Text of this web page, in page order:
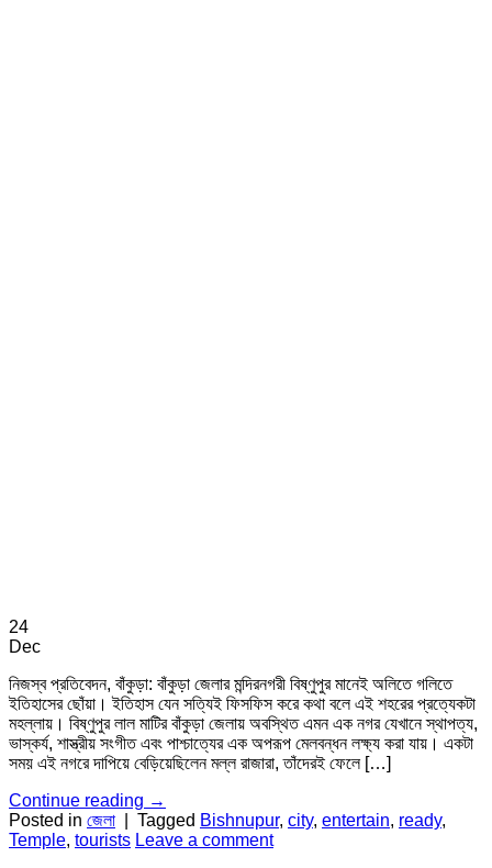
24
Dec
নিজস্ব প্রতিবেদন, বাঁকুড়া: বাঁকুড়া জেলার মন্দিরনগরী বিষ্ণুপুর মানেই অলিতে গলিতে
ইতিহাসের ছোঁয়া। ইতিহাস যেন সত্যিই ফিসফিস করে কথা বলে এই শহরের প্রত্যেকটা
মহল্লায়। বিষ্ণুপুর লাল মাটির বাঁকুড়া জেলায় অবস্থিত এমন এক নগর যেখানে স্থাপত্য,
ভাস্কর্য, শাস্ত্রীয় সংগীত এবং পাশ্চাত্যের এক অপরূপ মেলবন্ধন লক্ষ্য করা যায়। একটা
সময় এই নগরে দাপিয়ে বেড়িয়েছিলেন মল্ল রাজারা, তাঁদেরই ফেলে […]
Continue reading →
Posted in জেলা Tagged Bishnupur, city, entertain, ready,
Temple, tourists Leave a comment